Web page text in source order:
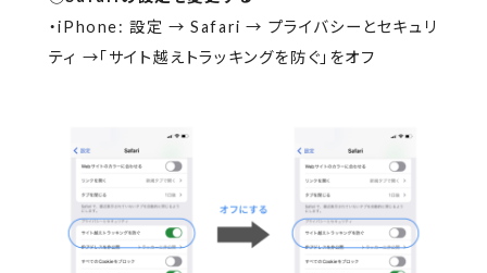
・iPhone: 設定 → Safari → プライバシーとセキュリ
ティ →「サイト越えトラッキングを防ぐ」をオフ